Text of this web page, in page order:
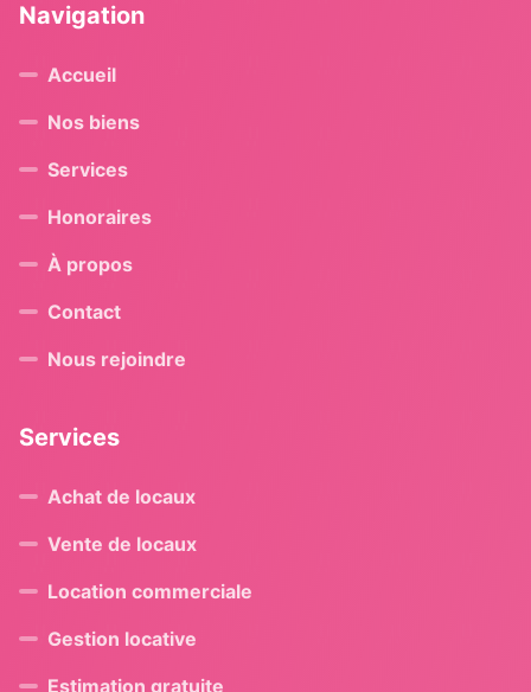
Navigation
Accueil
Nos biens
Services
Honoraires
À propos
Contact
Nous rejoindre
Services
Achat de locaux
Vente de locaux
Location commerciale
Gestion locative
Estimation gratuite